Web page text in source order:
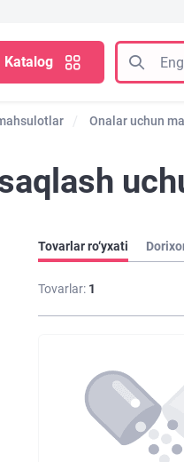
Katalog
Onalar uchun
Tovarlar ro‘yxati
Tovarlar: 1